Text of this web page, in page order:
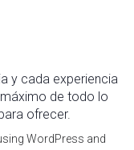
y cada experiencia
de todo lo
ofrecer.
WordPress and